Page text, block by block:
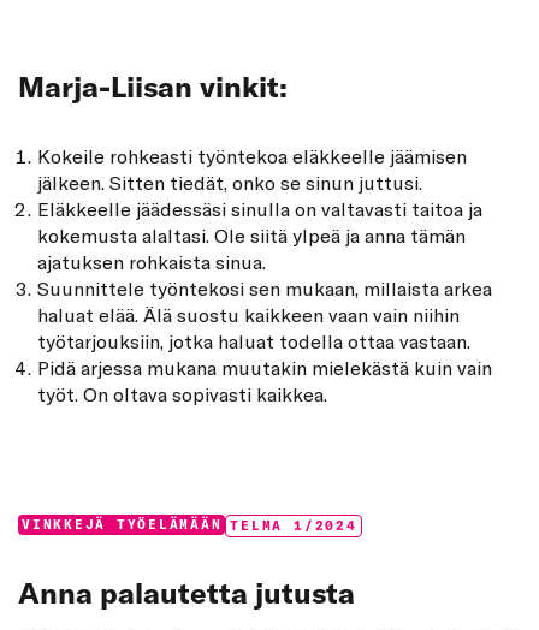
Marja-Liisan vinkit:
Kokeile rohkeasti työntekoa eläkkeelle jäämisen
jälkeen. Sitten tiedät, onko se sinun juttusi.
Eläkkeelle jäädessäsi sinulla on valtavasti taitoa ja
kokemusta alaltasi. Ole siitä ylpeä ja anna tämän
ajatuksen rohkaista sinua.
Suunnittele työntekosi sen mukaan, millaista arkea
haluat elää. Älä suostu kaikkeen vaan vain niihin
työtarjouksiin, jotka haluat todella ottaa vastaan.
Pidä arjessa mukana muutakin mielekästä kuin vain
työt. On oltava sopivasti kaikkea.
Categories:
VINKKEJÄ TYÖELÄMÄÄN Tags:
TELMA 1/2024
Anna palautetta jutusta